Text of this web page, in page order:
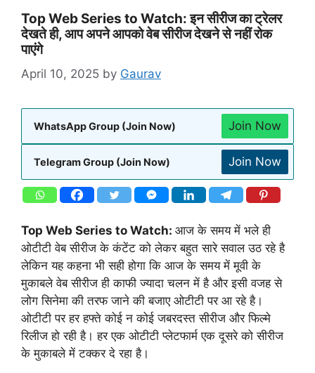
Top Web Series to Watch: इन सीरीज का ट्रेलर
देखते ही, आप अपने आपको वेब सीरीज देखने से नहीं रोक
पाएंगे
April 10, 2025 by Gaurav
WhatsApp Group (Join Now) Join Now
Telegram Group (Join Now) Join Now
Top Web Series to Watch: आज के समय में भले ही
ओटीटी वेब सीरीज के कंटेंट को लेकर बहुत सारे सवाल उठ रहे है
लेकिन यह कहना भी सही होगा कि आज के समय में मूवी के
मुकाबले वेब सीरीज ही काफी ज्यादा चलन में है और इसी वजह से
लोग सिनेमा की तरफ जाने की बजाए ओटीटी पर आ रहे है।
ओटीटी पर हर हफ्ते कोई न कोई जबरदस्त सीरीज और फिल्मे
रिलीज हो रही है। हर एक ओटीटी प्लेटफार्म एक दूसरे को सीरीज
के मुकाबले में टक्कर दे रहा है।